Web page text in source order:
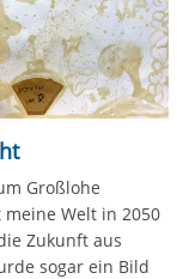
Großlohe
Welt in 2050
Zukunft aus
sogar ein Bild